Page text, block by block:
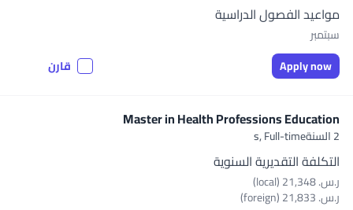
مواعيد الفصول الدراسية
سبتمبر
Apply now
قارن
Master in Health Professions Education
2 السنةs, Full-time
التكلفة التقديرية السنوية
ر.س.‏ 21,348 (local)
ر.س.‏ 21,833 (foreign)